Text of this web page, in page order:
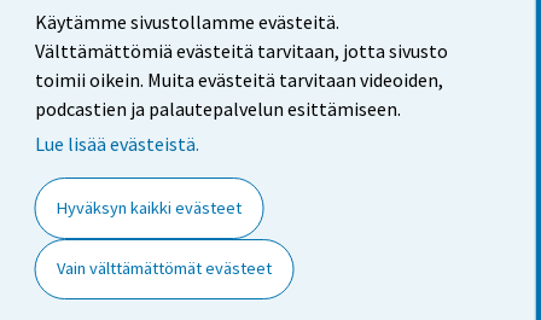
Käytämme sivustollamme evästeitä.
Välttämättömiä evästeitä tarvitaan, jotta sivusto
toimii oikein. Muita evästeitä tarvitaan videoiden,
podcastien ja palautepalvelun esittämiseen.
Lue lisää evästeistä.
Hyväksyn kaikki evästeet
Vain välttämättömät evästeet
Palaute
Käyttöehdot
Saavutettavuus
Tietoa sivustosta
Evästeasetukset